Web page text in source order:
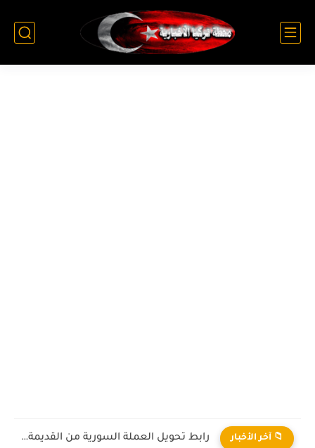
📁 آخر الأخبار رابط تحويل العملة السورية من القديمة إلى الجديدة 2026